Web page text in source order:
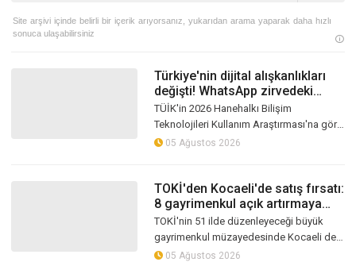
Türkiye'nin dijital alışkanlıkları
değişti! WhatsApp zirvedeki
yerini korudu
TÜİK'in 2026 Hanehalkı Bilişim
Teknolojileri Kullanım Araştırması'na göre
Türkiye'de internet kullanım oranı yüzde
05 Ağustos 2026
TOKİ'den Kocaeli'de satış fırsatı:
8 gayrimenkul açık artırmaya
çıkıyor
TOKİ'nin 51 ilde düzenleyeceği büyük
gayrimenkul müzayedesinde Kocaeli de
yer alıyor. Gebze, İzmit ve Körfez'de
05 Ağustos 2026
Site arşivi içinde belirli bir içerik arıyorsanız, yukarıdan arama yaparak daha hızlı
sonuca ulaşabilirsiniz